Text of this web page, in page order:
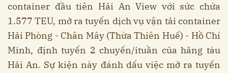
container đầu tiên Hải An View với sức chứa
1.577 TEU, mở ra tuyến dịch vụ vận tải container
Hải Phòng - Chân Mây (Thừa Thiên Huế) - Hồ Chí
Minh, định tuyến 2 chuyến/ituần của hãng tàu
Hải An. Sự kiện này đánh dấu việc mở ra tuyến